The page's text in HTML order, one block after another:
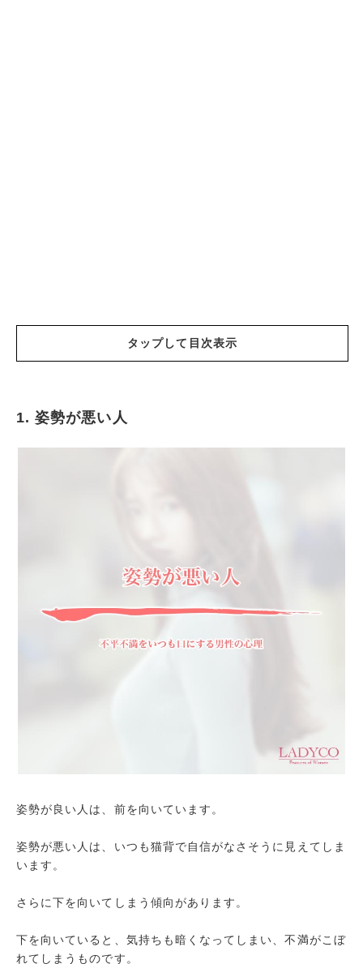
タップして目次表示
人を認めない人
頭でっかちな人
コンプレックスに囚われている人
1. 姿勢が悪い人
姿勢が良い人は、前を向いています。
姿勢が悪い人は、いつも猫背で自信がなさそうに見えてしま
います。
さらに下を向いてしまう傾向があります。
下を向いていると、気持ちも暗くなってしまい、不満がこぼ
れてしまうものです。